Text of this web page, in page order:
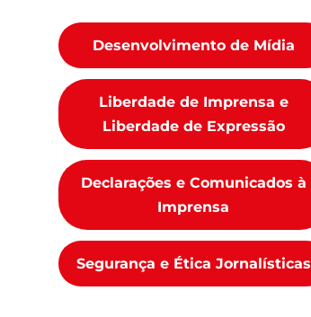
Desenvolvimento de Mídia
Liberdade de Imprensa e
Liberdade de Expressão
Declarações e Comunicados à
Imprensa
Segurança e Ética Jornalísticas